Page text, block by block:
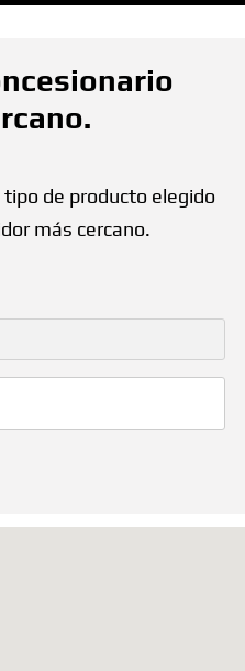
de producto elegido
más cercano.